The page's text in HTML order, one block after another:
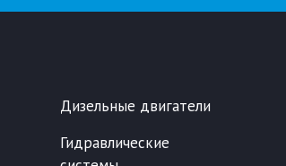
Дизельные двигатели
Гидравлические